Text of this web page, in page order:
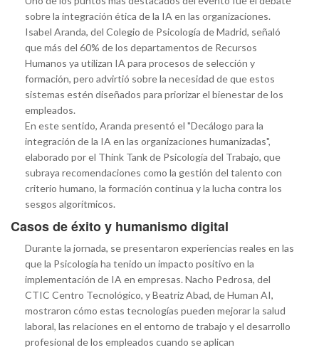
sobre la integración ética de la IA en las organizaciones.
Isabel Aranda, del Colegio de Psicología de Madrid, señaló
que más del 60% de los departamentos de Recursos
Humanos ya utilizan IA para procesos de selección y
formación, pero advirtió sobre la necesidad de que estos
sistemas estén diseñados para priorizar el bienestar de los
empleados.
En este sentido, Aranda presentó el "Decálogo para la
integración de la IA en las organizaciones humanizadas",
elaborado por el Think Tank de Psicología del Trabajo, que
subraya recomendaciones como la gestión del talento con
criterio humano, la formación continua y la lucha contra los
sesgos algorítmicos.
Casos de éxito y humanismo digital
Durante la jornada, se presentaron experiencias reales en las
que la Psicología ha tenido un impacto positivo en la
implementación de IA en empresas. Nacho Pedrosa, del
CTIC Centro Tecnológico, y Beatriz Abad, de Human AI,
mostraron cómo estas tecnologías pueden mejorar la salud
laboral, las relaciones en el entorno de trabajo y el desarrollo
profesional de los empleados cuando se aplican